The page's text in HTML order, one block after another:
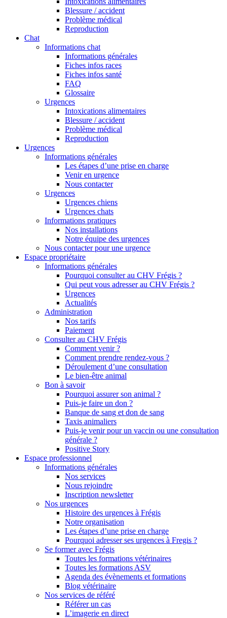
Blessure / accident
Problème médical
Reproduction
Chat
Informations chat
Informations générales
Fiches infos races
Fiches infos santé
FAQ
Glossaire
Urgences
Intoxications alimentaires
Blessure / accident
Problème médical
Reproduction
Urgences
Informations générales
Les étapes d’une prise en charge
Venir en urgence
Nous contacter
Urgences
Urgences chiens
Urgences chats
Informations pratiques
Nos installations
Notre équipe des urgences
Nous contacter pour une urgence
Espace propriétaire
Informations générales
Pourquoi consulter au CHV Frégis ?
Qui peut vous adresser au CHV Frégis ?
Urgences
Actualités
Administration
Nos tarifs
Paiement
Consulter au CHV Frégis
Comment venir ?
Comment prendre rendez-vous ?
Déroulement d’une consultation
Le bien-être animal
Bon à savoir
Pourquoi assurer son animal ?
Puis-je faire un don ?
Banque de sang et don de sang
Taxis animaliers
Puis-je venir pour un vaccin ou une consultation
générale ?
Positive Story
Espace professionnel
Informations générales
Nos services
Nous rejoindre
Inscription newsletter
Nos urgences
Histoire des urgences à Frégis
Notre organisation
Les étapes d’une prise en charge
Pourquoi adresser ses urgences à Fregis ?
Se former avec Frégis
Toutes les formations vétérinaires
Toutes les formations ASV
Agenda des évènements et formations
Blog vétérinaire
Nos services de référé
Référer un cas
L’imagerie en direct